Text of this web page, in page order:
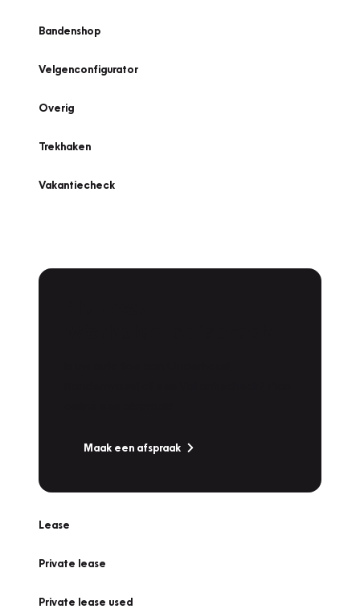
Bandenshop
Velgenconfigurator
Overig
Trekhaken
Vakantiecheck
Maak een afspraak
Lease
Private lease
Private lease used